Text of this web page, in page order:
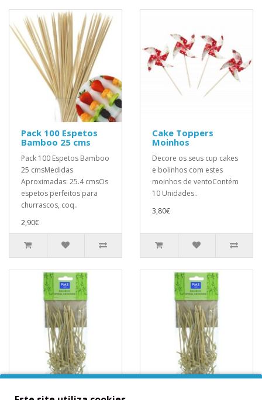
Pack 100 Espetos
Bamboo 25 cms
Pack 100 Espetos Bamboo
25 cmsMedidas
Aproximadas: 25.4 cmsOs
espetos perfeitos para
churrascos, coq..
2,90€
Cake Toppers
Moinhos
Decore os seus cup cakes
e bolinhos com estes
moinhos de ventoContém
10 Unidades..
3,80€
50 Espetos Bamboo